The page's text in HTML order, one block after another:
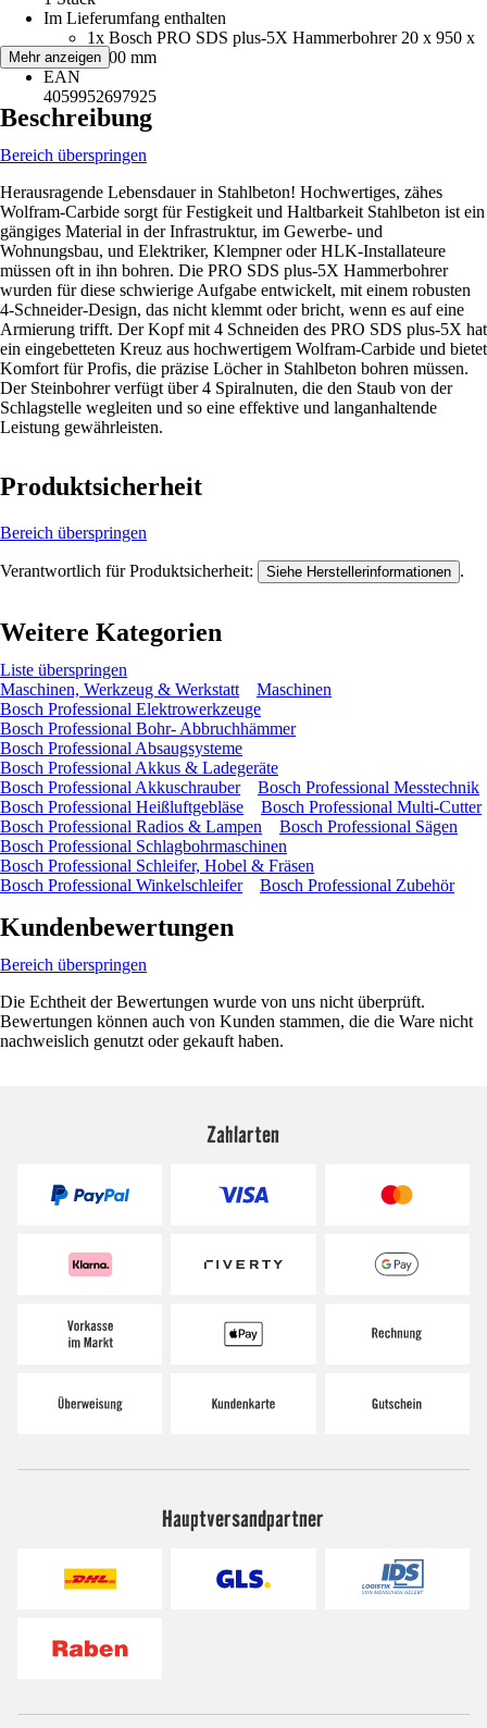
Im Lieferumfang enthalten
1x Bosch PRO SDS plus-5X Hammerbohrer 20 x 950 x
1.000 mm
EAN
4059952697925
Mehr anzeigen
Beschreibung
Bereich überspringen
Herausragende Lebensdauer in Stahlbeton! Hochwertiges, zähes
Wolfram-Carbide sorgt für Festigkeit und Haltbarkeit Stahlbeton ist ein
gängiges Material in der Infrastruktur, im Gewerbe- und
Wohnungsbau, und Elektriker, Klempner oder HLK-Installateure
müssen oft in ihn bohren. Die PRO SDS plus-5X Hammerbohrer
wurden für diese schwierige Aufgabe entwickelt, mit einem robusten
4-Schneider-Design, das nicht klemmt oder bricht, wenn es auf eine
Armierung trifft. Der Kopf mit 4 Schneiden des PRO SDS plus-5X hat
ein eingebetteten Kreuz aus hochwertigem Wolfram-Carbide und bietet
Komfort für Profis, die präzise Löcher in Stahlbeton bohren müssen.
Der Steinbohrer verfügt über 4 Spiralnuten, die den Staub von der
Schlagstelle wegleiten und so eine effektive und langanhaltende
Leistung gewährleisten.
Produktsicherheit
Bereich überspringen
Verantwortlich für Produktsicherheit: Siehe Herstellerinformationen .
Weitere Kategorien
Liste überspringen
Maschinen, Werkzeug & Werkstatt
Maschinen
Bosch Professional Elektrowerkzeuge
Bosch Professional Bohr- Abbruchhämmer
Bosch Professional Absaugsysteme
Bosch Professional Akkus & Ladegeräte
Bosch Professional Akkuschrauber
Bosch Professional Messtechnik
Bosch Professional Heißluftgebläse
Bosch Professional Multi-Cutter
Bosch Professional Radios & Lampen
Bosch Professional Sägen
Bosch Professional Schlagbohrmaschinen
Bosch Professional Schleifer, Hobel & Fräsen
Bosch Professional Winkelschleifer
Bosch Professional Zubehör
Kundenbewertungen
Bereich überspringen
Die Echtheit der Bewertungen wurde von uns nicht überprüft.
Bewertungen können auch von Kunden stammen, die die Ware nicht
nachweislich genutzt oder gekauft haben.
Zahlarten
Hauptversandpartner